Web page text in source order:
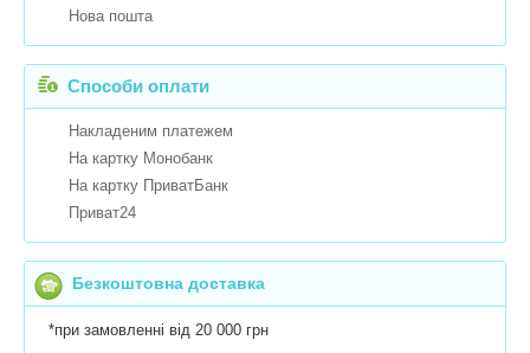
Нова пошта
Способи оплати
Накладеним платежем
На картку Монобанк
На картку ПриватБанк
Приват24
Безкоштовна доставка
*при замовленні від 20 000 грн